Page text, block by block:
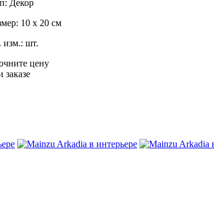
Декор
10 x 20 см
изм.: шт.
цену
заказе